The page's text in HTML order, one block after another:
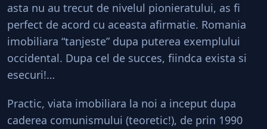
asta nu au trecut de nivelul pionieratului, as fi
perfect de acord cu aceasta afirmatie. Romania
imobiliara “tanjeste” dupa puterea exemplului
occidental. Dupa cel de succes, fiindca exista si
esecuri!…
Practic, viata imobiliara la noi a inceput dupa
caderea comunismului (teoretic!), de prin 1990